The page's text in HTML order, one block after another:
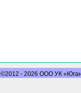
©2012 - 2026 ООО УК